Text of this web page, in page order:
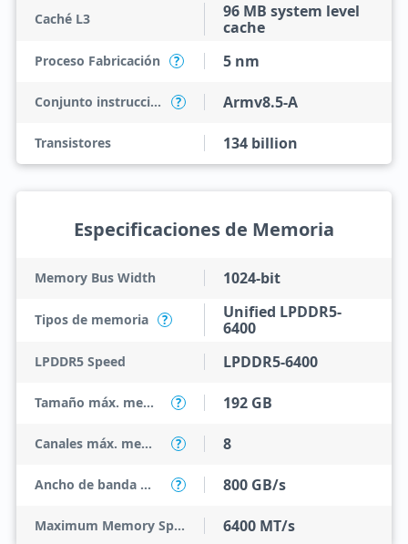
Caché L3
96 MB system level
cache
Proceso Fabricación ? 5 nm
Conjunto instrucciones ? Armv8.5-A
Transistores 134 billion
Especificaciones de Memoria
Memory Bus Width 1024-bit
Tipos de memoria ?
Unified LPDDR5-
6400
LPDDR5 Speed LPDDR5-6400
Tamaño máx. memoria ? 192 GB
Canales máx. memoria ? 8
Ancho de banda máx. ? 800 GB/s
Maximum Memory Speed 6400 MT/s